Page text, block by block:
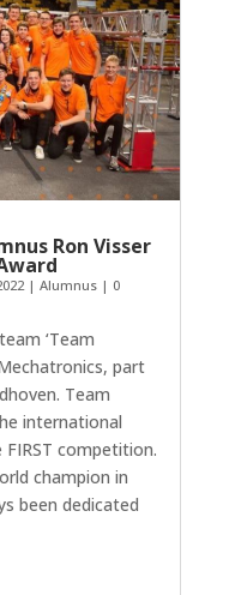
Ron Visser
| Alumnus| 0
‘Team
part
Team
international
competition.
champion in
been dedicated